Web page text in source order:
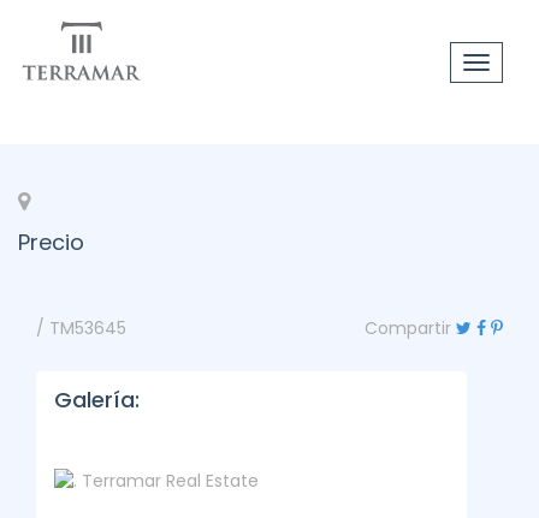
Toggle
Precio
/ TM53645 Compartir
Galería: